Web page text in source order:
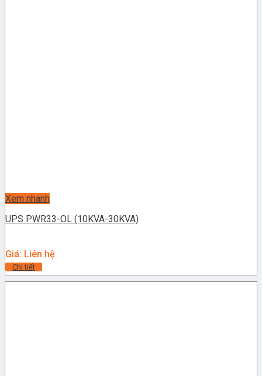
Xem nhanh
UPS PWR33-OL (10KVA-30KVA)
Giá: Liên hệ
Chi tiết